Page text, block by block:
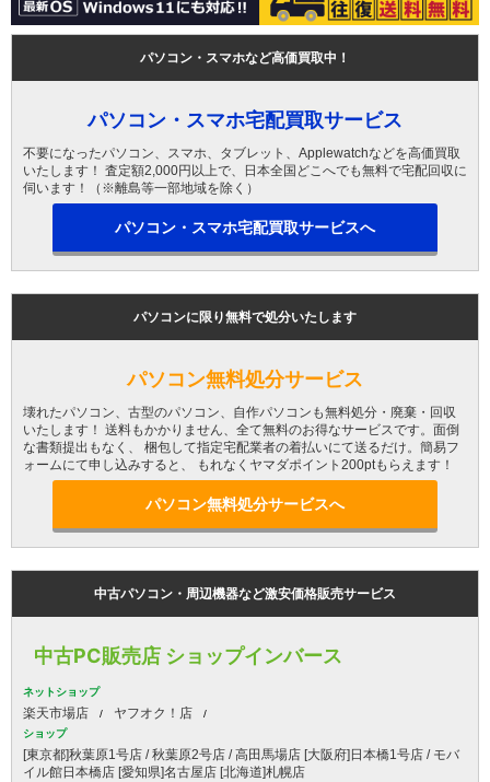
パソコン・スマホなど高価買取中！
パソコン・スマホ宅配買取サービス
不要になったパソコン、スマホ、タブレット、Applewatchなどを高価買取
いたします！ 査定額2,000円以上で、日本全国どこへでも無料で宅配回収に
伺います！（※離島等一部地域を除く）
パソコン・スマホ宅配買取サービスへ
パソコンに限り無料で処分いたします
パソコン無料処分サービス
壊れたパソコン、古型のパソコン、自作パソコンも無料処分・廃棄・回収
いたします！ 送料もかかりません、全て無料のお得なサービスです。面倒
な書類提出もなく、 梱包して指定宅配業者の着払いにて送るだけ。簡易フ
ォームにて申し込みすると、 もれなくヤマダポイント200ptもらえます！
パソコン無料処分サービスへ
中古パソコン・周辺機器など激安価格販売サービス
中古PC販売店 ショップインバース
ネットショップ
楽天市場店 ヤフオク！店
ショップ
[東京都]秋葉原1号店 / 秋葉原2号店 / 高田馬場店 [大阪府]日本橋1号店 / モバ
イル館日本橋店 [愛知県]名古屋店 [北海道]札幌店